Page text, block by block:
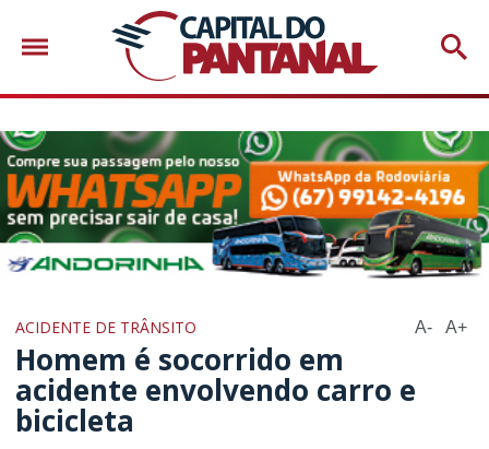
ACIDENTE DE TRÂNSITO A- A+
Homem é socorrido em
acidente envolvendo carro e
bicicleta